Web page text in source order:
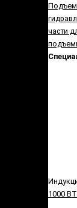
части
1000